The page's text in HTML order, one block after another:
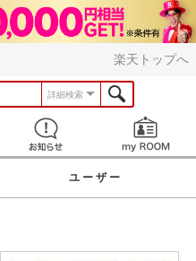
楽天トップへ
詳細検索
見つける お知らせ
ユーザー